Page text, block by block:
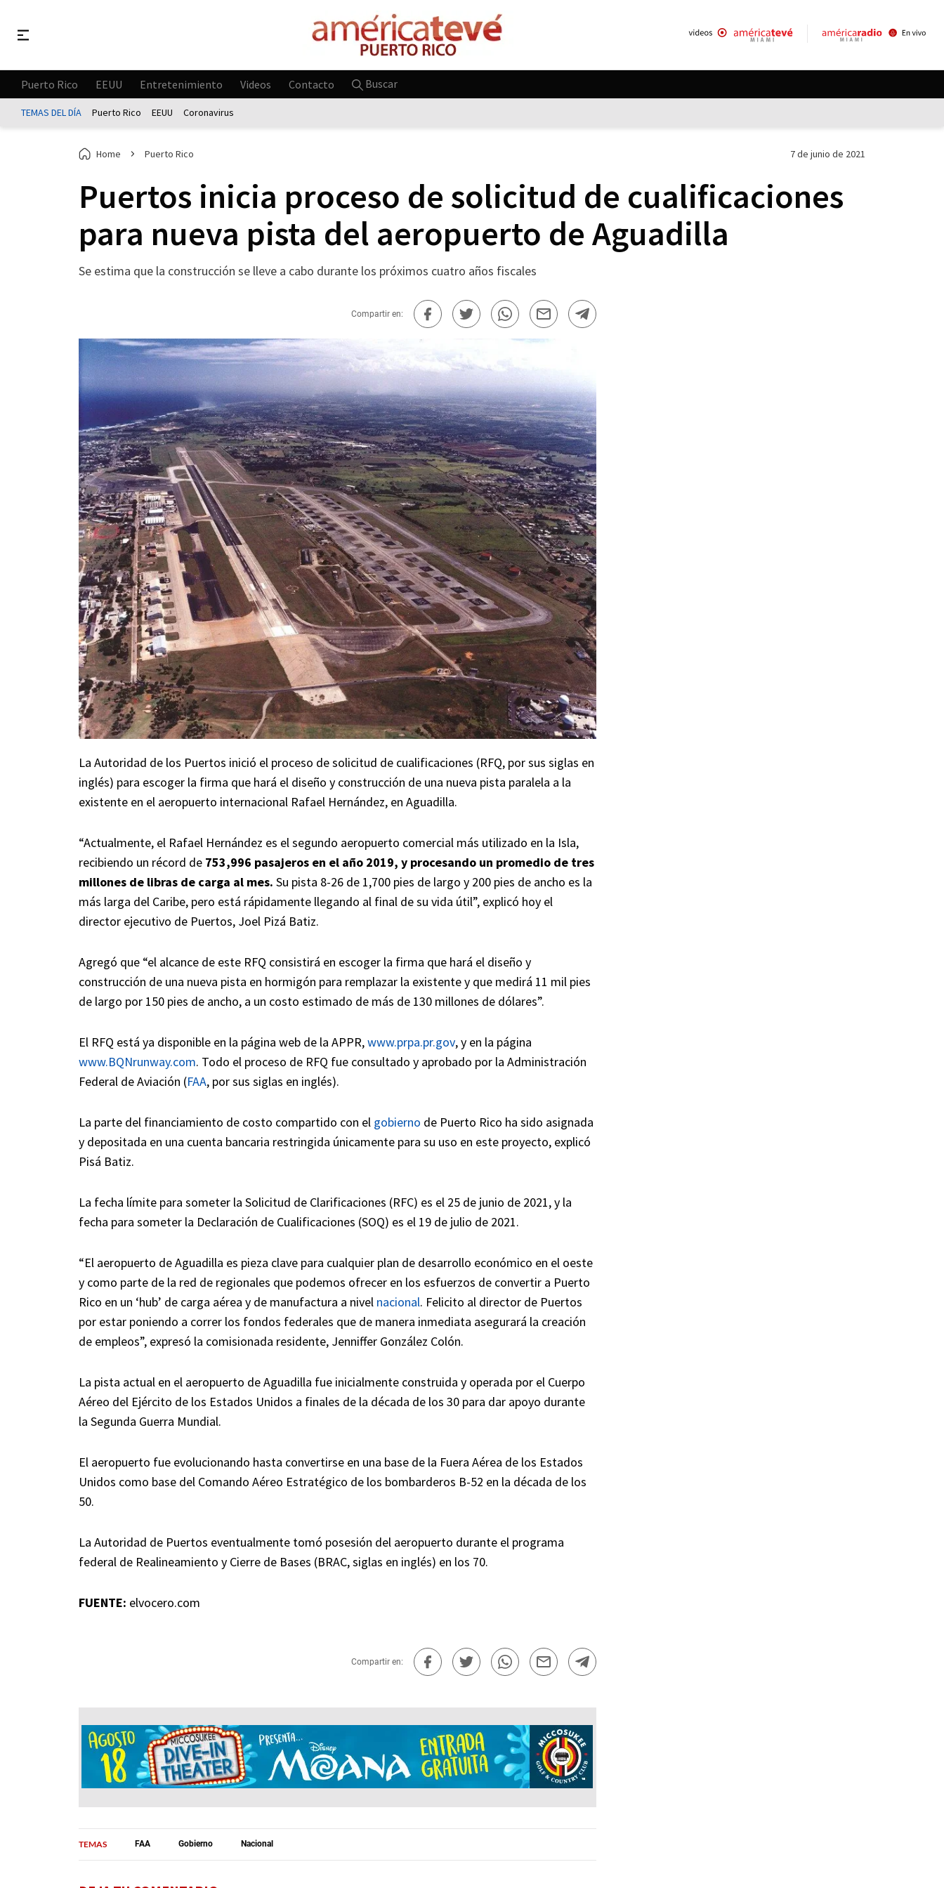
Puerto Rico EEUU Entretenimiento Videos Contacto Buscar
TEMAS DEL DÍA Puerto Rico EEUU Coronavirus
Home Puerto Rico 7 de junio de 2021
Puertos inicia proceso de solicitud de cualificaciones
para nueva pista del aeropuerto de Aguadilla
Se estima que la construcción se lleve a cabo durante los próximos cuatro años fiscales
Compartir en:
La Autoridad de los Puertos inició el proceso de solicitud de cualificaciones (RFQ, por sus siglas en
inglés) para escoger la firma que hará el diseño y construcción de una nueva pista paralela a la
existente en el aeropuerto internacional Rafael Hernández, en Aguadilla.
“Actualmente, el Rafael Hernández es el segundo aeropuerto comercial más utilizado en la Isla,
recibiendo un récord de 753,996 pasajeros en el año 2019, y procesando un promedio de tres
millones de libras de carga al mes. Su pista 8-26 de 1,700 pies de largo y 200 pies de ancho es la
más larga del Caribe, pero está rápidamente llegando al final de su vida útil”, explicó hoy el
director ejecutivo de Puertos, Joel Pizá Batiz.
Agregó que “el alcance de este RFQ consistirá en escoger la firma que hará el diseño y
construcción de una nueva pista en hormigón para remplazar la existente y que medirá 11 mil pies
de largo por 150 pies de ancho, a un costo estimado de más de 130 millones de dólares”.
El RFQ está ya disponible en la página web de la APPR,www.prpa.pr.gov, y en la página
www.BQNrunway.com. Todo el proceso de RFQ fue consultado y aprobado por la Administración
Federal de Aviación (FAA, por sus siglas en inglés).
La parte del financiamiento de costo compartido con el gobierno de Puerto Rico ha sido asignada
y depositada en una cuenta bancaria restringida únicamente para su uso en este proyecto, explicó
Pisá Batiz.
La fecha límite para someter la Solicitud de Clarificaciones (RFC) es el 25 de junio de 2021, y la
fecha para someter la Declaración de Cualificaciones (SOQ) es el 19 de julio de 2021.
“El aeropuerto de Aguadilla es pieza clave para cualquier plan de desarrollo económico en el oeste
y como parte de la red de regionales que podemos ofrecer en los esfuerzos de convertir a Puerto
Rico en un ‘hub’ de carga aérea y de manufactura a nivel nacional. Felicito al director de Puertos
por estar poniendo a correr los fondos federales que de manera inmediata asegurará la creación
de empleos”, expresó la comisionada residente, Jenniffer González Colón.
La pista actual en el aeropuerto de Aguadilla fue inicialmente construida y operada por el Cuerpo
Aéreo del Ejército de los Estados Unidos a finales de la década de los 30 para dar apoyo durante
la Segunda Guerra Mundial.
El aeropuerto fue evolucionando hasta convertirse en una base de la Fuera Aérea de los Estados
Unidos como base del Comando Aéreo Estratégico de los bombarderos B-52 en la década de los
50.
La Autoridad de Puertos eventualmente tomó posesión del aeropuerto durante el programa
federal de Realineamiento y Cierre de Bases (BRAC, siglas en inglés) en los 70.
FUENTE: elvocero.com
Compartir en:
TEMAS FAA Gobierno Nacional